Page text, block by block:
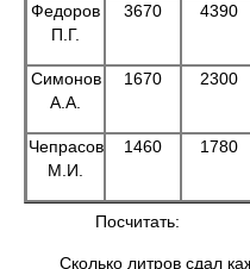
Федоров
П.Г.
3670 4390
Симонов
А.А.
1670 2300
Чепрасов
М.И.
1460 1780
Посчитать:
Сколько литров сдал